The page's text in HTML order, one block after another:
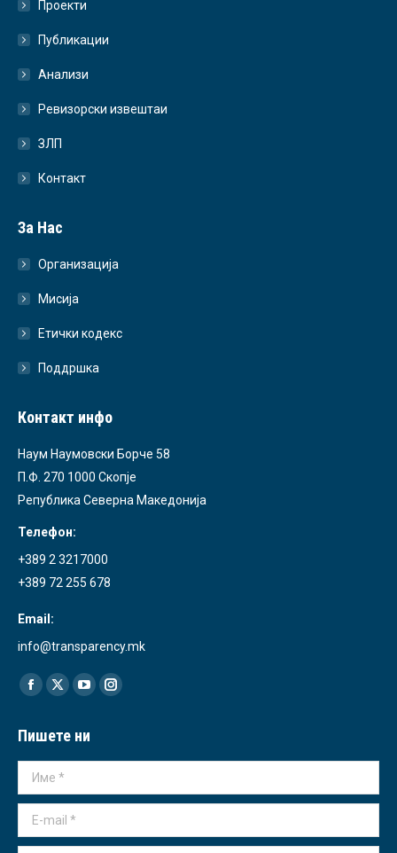
Проекти
Публикации
Анализи
Ревизорски извештаи
ЗЛП
Контакт
За Нас
Организација
Мисија
Етички кодекс
Поддршка
Контакт инфо
Наум Наумовски Борче 58
П.Ф. 270 1000 Скопје
Република Северна Македонија
Телефон:
+389 2 3217000
+389 72 255 678
Email:
info@transparency.mk
Find us on:
Facebook
opens
in
new
X
opens
in
YouTube
opens
in
Instagram
in
Пишете ни
Име *
E-mail *